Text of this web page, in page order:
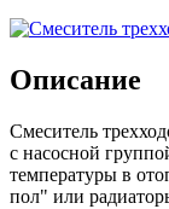
Описание
Смеситель
с насосной
температуры в
пол" или